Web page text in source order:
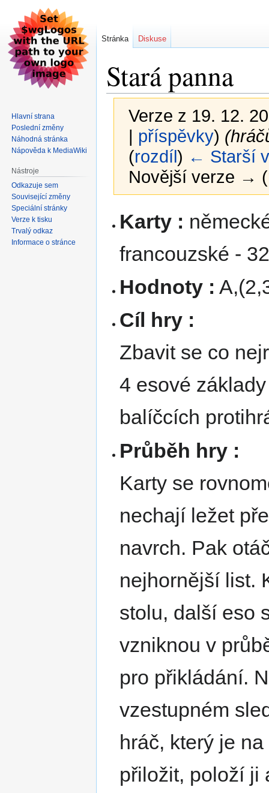
Stará panna
Verze z 19. 12.
| příspěvky)
(rozdíl) ← Starší
Novější verze →
na
na Karty :
francouzské -
Hodnoty :
Cíl hry :
Zbavit se co
4 esové
balíčcích
Průběh hry :
Karty se
nechají ležet
navrch. Pak
nejhornější list.
stolu, další eso
vzniknou v
pro přikládání.
vzestupném
hráč, který je
přiložit, položí ji
Stránka Diskuse
Hlavní strana
Poslední změny
Náhodná stránka
Nápověda k MediaWiki
Nástroje
Odkazuje sem
Související změny
Speciální stránky
Verze k tisku
Trvalý odkaz
Informace o stránce